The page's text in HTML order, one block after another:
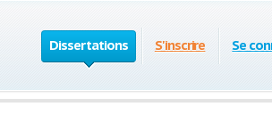
Dissertations S'inscrire Se